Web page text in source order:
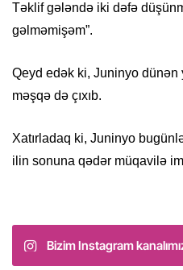
Təklif gələndə iki dəfə
gəlməmişəm”.
Qeyd edək ki, Juninyo dünən
məşqə də çıxıb.
Xatırladaq ki, Juninyo
ilin sonuna qədər müqavilə
Bizim Instagram